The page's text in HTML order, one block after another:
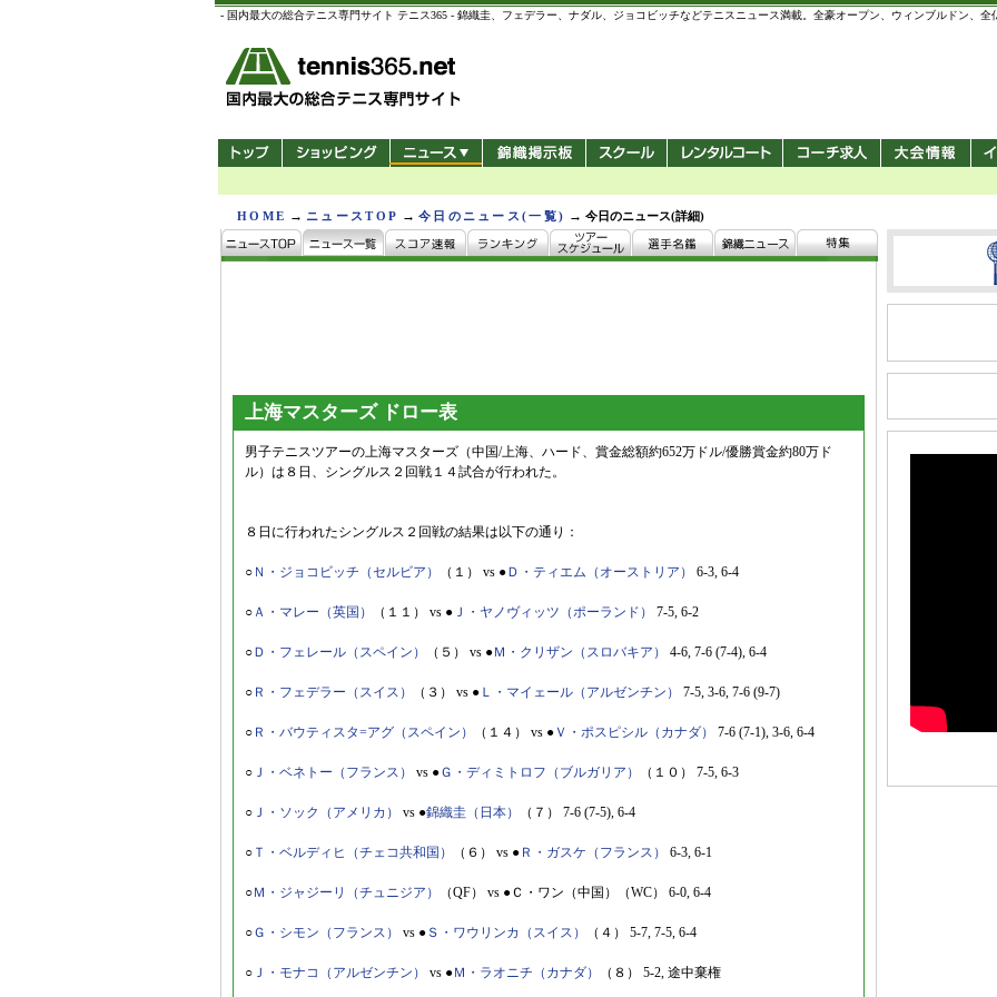
- 国内最大の総合テニス専門サイト テニス365 - 錦織圭、フェデラー、ナダル、ジョコビッチなどテニスニュース満載。全豪オープン、ウィンブルドン、全
HOME → ニュースTOP →今日のニュース(一覧) →今日のニュース(詳細)
上海マスターズ ドロー表
男子テニスツアーの上海マスターズ（中国/上海、ハード、賞金総額約652万ドル/優勝賞金約80万ド
ル）は８日、シングルス２回戦１４試合が行われた。
８日に行われたシングルス２回戦の結果は以下の通り：
○ Ｎ・ジョコビッチ（セルビア） （１） vs ●Ｄ・ティエム（オーストリア） 6-3, 6-4
○Ａ・マレー（英国） （１１） vs ● Ｊ・ヤノヴィッツ（ポーランド） 7-5, 6-2
○Ｄ・フェレール（スペイン） （５） vs ●Ｍ・クリザン（スロバキア） 4-6, 7-6 (7-4), 6-4
○ Ｒ・フェデラー（スイス） （３） vs ● Ｌ・マイェール（アルゼンチン） 7-5, 3-6, 7-6 (9-7)
○ Ｒ・バウティスタ=アグ（スペイン） （１４） vs ● Ｖ・ポスピシル（カナダ） 7-6 (7-1), 3-6, 6-4
○ Ｊ・ベネトー（フランス） vs ●Ｇ・ディミトロフ（ブルガリア） （１０） 7-5, 6-3
○ Ｊ・ソック（アメリカ） vs ●錦織圭（日本） （７） 7-6 (7-5), 6-4
○ Ｔ・ベルディヒ（チェコ共和国） （６） vs ● Ｒ・ガスケ（フランス） 6-3, 6-1
○Ｍ・ジャジーリ（チュニジア） （QF） vs ●Ｃ・ワン（中国）（WC） 6-0, 6-4
○Ｇ・シモン（フランス） vs ● Ｓ・ワウリンカ（スイス） （４） 5-7, 7-5, 6-4
○ Ｊ・モナコ（アルゼンチン） vs ●Ｍ・ラオニチ（カナダ） （８） 5-2, 途中棄権